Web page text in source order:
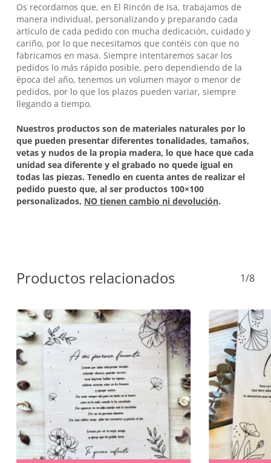
Os recordamos que, en El Rincón de Isa, trabajamos de
manera individual, personalizando y preparando cada
artículo de cada pedido con mucha dedicación, cuidado y
cariño, por lo que necesitamos que contéis con que no
fabricamos en masa. Siempre intentaremos sacar los
pedidos lo más rápido posible, pero dependiendo de la
época del año, tenemos un volumen mayor o menor de
pedidos, por lo que los plazos pueden variar, siempre
llegando a tiempo.
Nuestros productos son de materiales naturales por lo
que pueden presentar diferentes tonalidades, tamaños,
vetas y nudos de la propia madera, lo que hace que cada
unidad sea diferente y el grabado no quede igual en
todas las piezas. Tenedlo en cuenta antes de realizar el
pedido puesto que, al ser productos 100×100
personalizados, NO tienen cambio ni devolución.
Productos relacionados 1/8